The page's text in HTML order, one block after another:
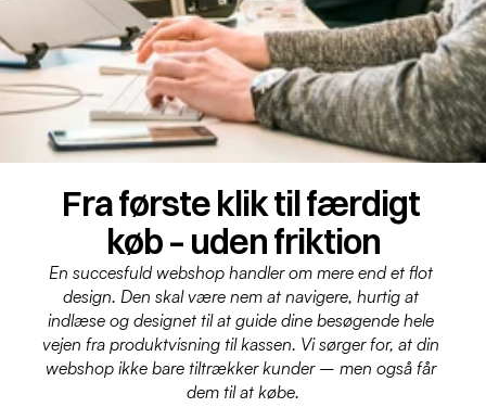
Fra første klik til færdigt
køb – uden friktion
En succesfuld webshop handler om mere end et flot
design. Den skal være nem at navigere, hurtig at
indlæse og designet til at guide dine besøgende hele
vejen fra produktvisning til kassen. Vi sørger for, at din
webshop ikke bare tiltrækker kunder – men også får
dem til at købe.